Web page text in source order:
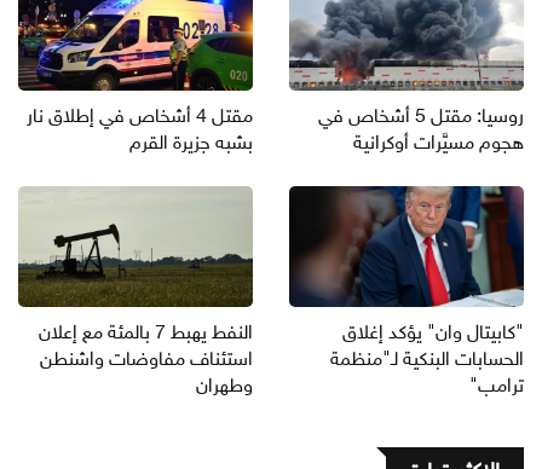
روسيا: مقتل 5 أشخاص في
هجوم مسيَّرات أوكرانية
مقتل 4 أشخاص في إطلاق نار
بشبه جزيرة القرم
"كابيتال وان" يؤكد إغلاق
الحسابات البنكية لـ"منظمة
ترامب"
النفط يهبط 7 بالمئة مع إعلان
استئناف مفاوضات واشنطن
وطهران